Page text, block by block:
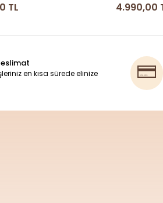
TL 4.190,00
en kısa sürede elinize